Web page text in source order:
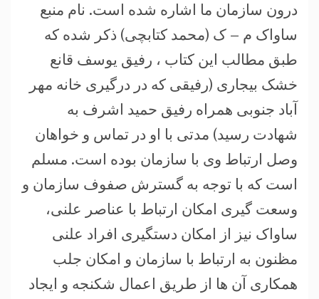
درون سازمان ما اشاره شده است. نام منبع
ساواک م – ک (محمد کتابچی) ذکر شده که
طبق مطالب این کتاب ، رفیق یوسف قانع
خشک بیجاری (رفیقی که در درگیری خانه مهر
آباد جنوبی همراه رفیق حمید اشرف به
شهادت رسید) مدتی با او در تماس و خواهان
وصل ارتباط وی با سازمان بوده است. مسلم
است که با توجه به گسترش صفوف سازمان و
وسعت گیری امکان ارتباط با عناصر علنی،
ساواک نیز از امکان دستگیری افراد علنی
مظنون به ارتباط با سازمان و امکان جلب
همکاری آن ها از طریق اعمال شکنجه و ایجاد